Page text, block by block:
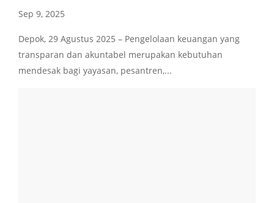
Sep 9, 2025
Depok, 29 Agustus 2025 – Pengelolaan keuangan yang
transparan dan akuntabel merupakan kebutuhan
mendesak bagi yayasan, pesantren,...